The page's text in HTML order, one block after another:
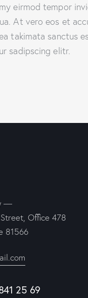
eirmod tempor
At vero eos et
takimata sanctus
sadipscing elitr.
—
Office 478
81566
25 69